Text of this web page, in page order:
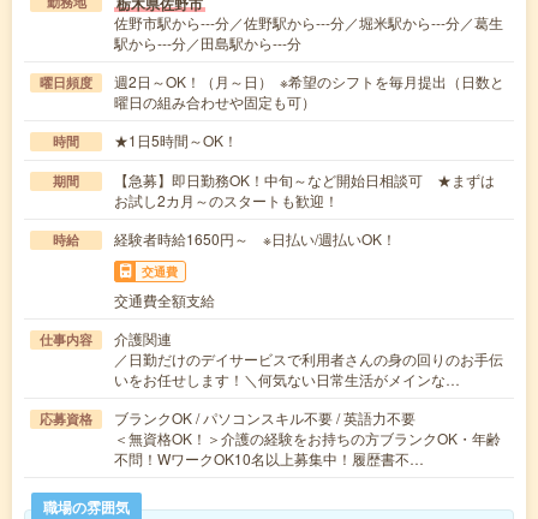
佐野市駅から---分／佐野駅から---分／堀米駅から---分／葛生
駅から---分／田島駅から---分
曜日頻度
週2日～OK！（月～日） ※希望のシフトを毎月提出（日数と
曜日の組み合わせや固定も可）
時間 ★1日5時間～OK！
期間
【急募】即日勤務OK！中旬～など開始日相談可 ★まずは
お試し2カ月～のスタートも歓迎！
時給 経験者時給1650円～ ※日払い/週払いOK！
交通費
交通費全額支給
仕事内容
介護関連
／日勤だけのデイサービスで利用者さんの身の回りのお手伝
いをお任せします！＼何気ない日常生活がメインな…
応募資格
ブランクOK / パソコンスキル不要 / 英語力不要
＜無資格OK！＞介護の経験をお持ちの方ブランクOK・年齢
不問！WワークOK10名以上募集中！履歴書不…
職場の雰囲気